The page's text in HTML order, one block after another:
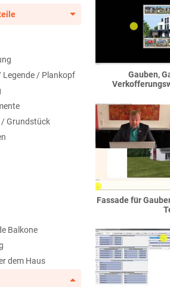
/ Plankopf
Grundstück
Balkone
dem Haus
Gauben,
Fassade für